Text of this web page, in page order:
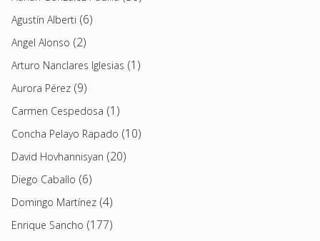
Agustín Alberti (6)
Angel Alonso (2)
Arturo Nanclares Iglesias (1)
Aurora Pérez (9)
Carmen Cespedosa (1)
Concha Pelayo Rapado (10)
David Hovhannisyan (20)
Diego Caballo (6)
Domingo Martínez (4)
Enrique Sancho (177)